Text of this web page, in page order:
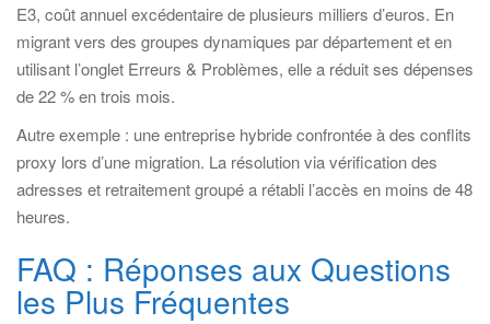
E3, coût annuel excédentaire de plusieurs milliers d’euros. En
migrant vers des groupes dynamiques par département et en
utilisant l’onglet Erreurs & Problèmes, elle a réduit ses dépenses
de 22 % en trois mois.
Autre exemple : une entreprise hybride confrontée à des conflits
proxy lors d’une migration. La résolution via vérification des
adresses et retraitement groupé a rétabli l’accès en moins de 48
heures.
FAQ : Réponses aux Questions
les Plus Fréquentes